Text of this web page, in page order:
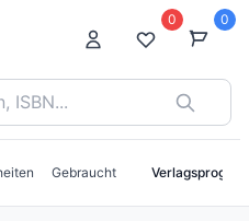
oder ISBN
0 0
Gebraucht